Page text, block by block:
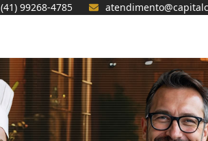
(41) 99268-4785